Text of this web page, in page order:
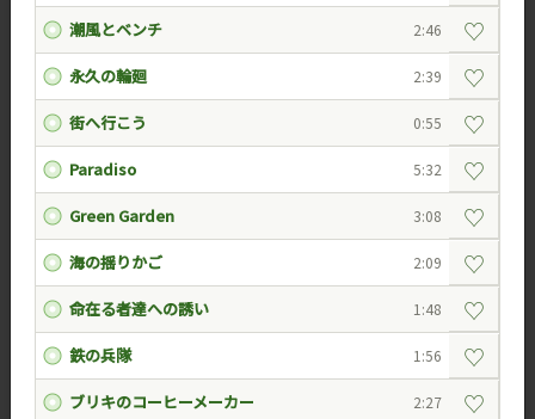
潮風とベンチ 2:46 ♡
永久の輪廻 2:39 ♡
街へ行こう 0:55 ♡
Paradiso 5:32 ♡
Green Garden 3:08 ♡
海の揺りかご 2:09 ♡
命在る者達への誘い 1:48 ♡
鉄の兵隊 1:56 ♡
ブリキのコーヒーメーカー 2:27 ♡